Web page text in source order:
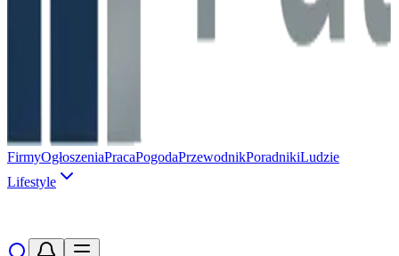
FirmyOgłoszeniaPracaPogodaPrzewodnikPoradnikiLudzie
Lifestyle